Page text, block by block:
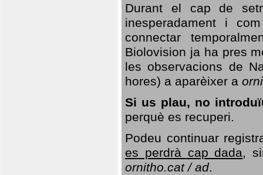
Durant el cap de
inesperadament i
connectar
Biolovision ja ha pres
les observacions de
hores) a aparèixer a
Si us plau, no
perquè es recuperi.
Podeu continuar
es perdrà cap dada,
ornitho.cat / ad.